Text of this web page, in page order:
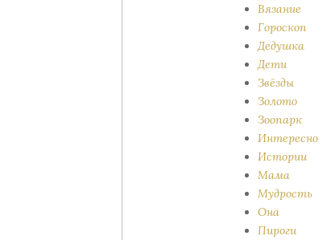
Вязание
Гороскоп
Дедушка
Дети
Звёзды
Золото
Зоопарк
Интересно
Истории
Мама
Мудрость
Она
Пироги